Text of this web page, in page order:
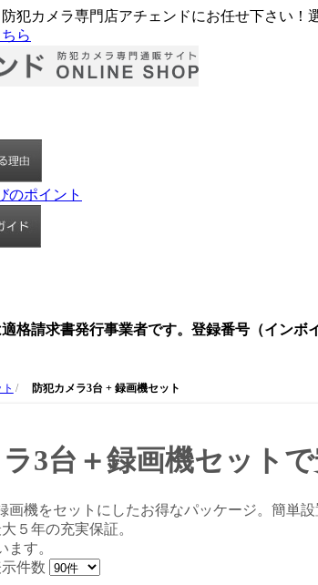
犯カメラ専門店アチェンドにお任せ下さい！
格請求書発行事業者です。登録番号（インボ
防犯カメラ3台 + 録画機セット
3台＋録画機セット
画機をセットにしたお得なパッケージ。簡単
５年の充実保証。
ます。
件数